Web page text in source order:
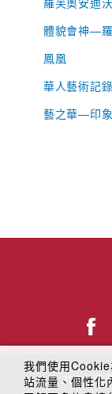
體貌會神—
鳳凰
華人藝術記
藝之華—印
© 2018羅
我們使用
站流量、個性化